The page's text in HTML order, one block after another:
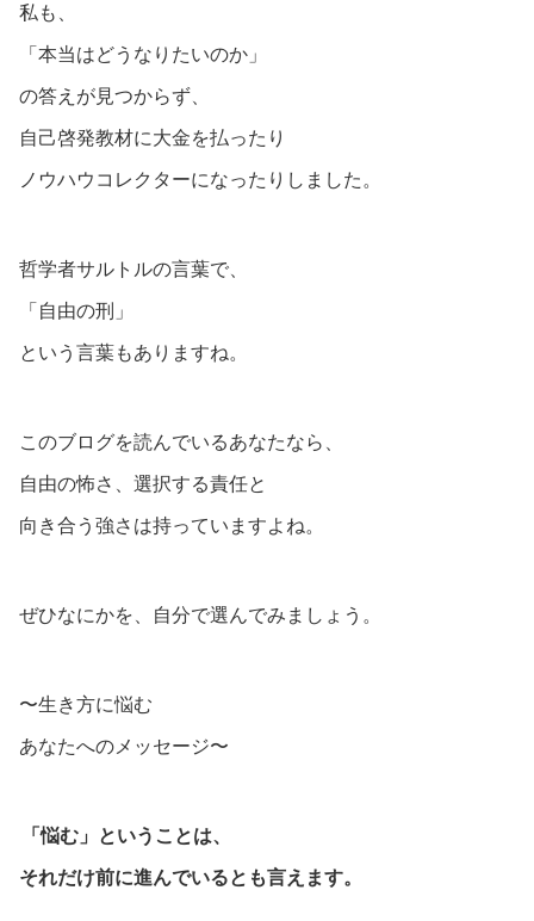
私も、
「本当はどうなりたいのか」
の答えが見つからず、
自己啓発教材に大金を払ったり
ノウハウコレクターになったりしました。
哲学者サルトルの言葉で、
「自由の刑」
という言葉もありますね。
このブログを読んでいるあなたなら、
自由の怖さ、選択する責任と
向き合う強さは持っていますよね。
ぜひなにかを、自分で選んでみましょう。
〜生き方に悩む
あなたへのメッセージ〜
「悩む」ということは、
それだけ前に進んでいるとも言えます。